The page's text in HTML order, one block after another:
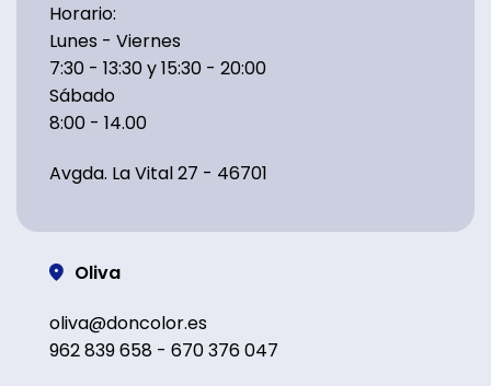
Horario:
Lunes - Viernes
7:30 - 13:30 y 15:30 - 20:00
Sábado
8:00 - 14.00
Avgda. La Vital 27 - 46701
Oliva
oliva@doncolor.es
962 839 658 - 670 376 047